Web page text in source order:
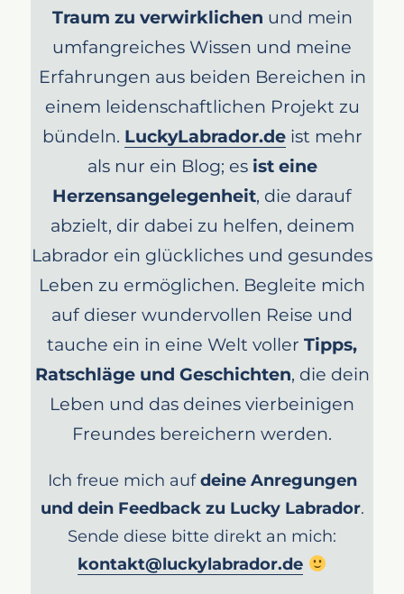
Traum zu verwirklichen und mein
umfangreiches Wissen und meine
Erfahrungen aus beiden Bereichen in
einem leidenschaftlichen Projekt zu
bündeln. LuckyLabrador.deist mehr
als nur ein Blog; es ist eine
Herzensangelegenheit, die darauf
abzielt, dir dabei zu helfen, deinem
Labrador ein glückliches und gesundes
Leben zu ermöglichen. Begleite mich
auf dieser wundervollen Reise und
tauche ein in eine Welt voller Tipps,
Ratschläge und Geschichten, die dein
Leben und das deines vierbeinigen
Freundes bereichern werden.
Ich freue mich aufdeine Anregungen
und dein Feedback zu Lucky Labrador.
Sende diese bitte direkt an mich:
kontakt@luckylabrador.de